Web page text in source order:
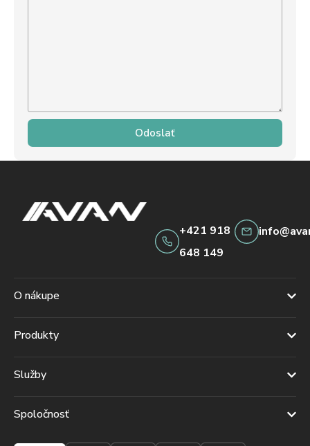
Odoslať
+421 918
648 149
O nákupe
Produkty
Služby
Spoločnosť